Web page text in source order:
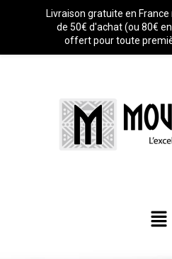
Livraison gratuite en
de 50€ d'achat (ou 80€
offert pour toute